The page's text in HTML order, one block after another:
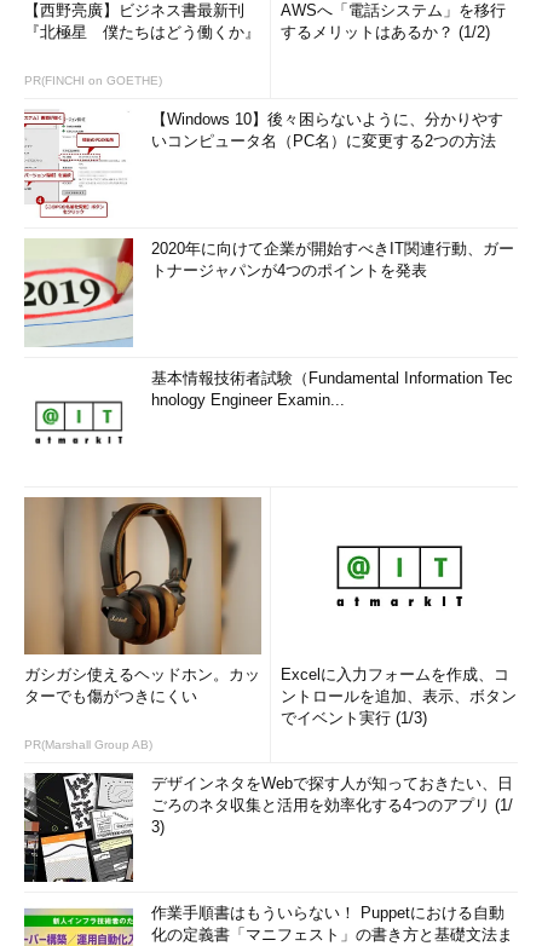
【西野亮廣】ビジネス書最新刊
『北極星 僕たちはどう働くか』
PR(FINCHI on GOETHE)
AWSへ「電話システム」を移行
するメリットはあるか？ (1/2)
【Windows 10】後々困らないように、分かりやす
いコンピュータ名（PC名）に変更する2つの方法
2020年に向けて企業が開始すべきIT関連行動、ガー
トナージャパンが4つのポイントを発表
基本情報技術者試験（Fundamental Information Tec
hnology Engineer Examin...
ガシガシ使えるヘッドホン。カッ
ターでも傷がつきにくい
PR(Marshall Group AB)
Excelに入力フォームを作成、コ
ントロールを追加、表示、ボタン
でイベント実行 (1/3)
デザインネタをWebで探す人が知っておきたい、日
ごろのネタ収集と活用を効率化する4つのアプリ (1/
3)
作業手順書はもういらない！ Puppetにおける自動
化の定義書「マニフェスト」の書き方と基礎文法ま